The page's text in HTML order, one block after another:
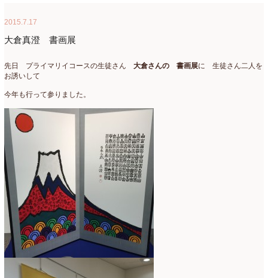
2015.7.17
大倉真澄 書画展
先日 プライマリイコースの生徒さん 大倉さんの 書画展に 生徒さん二人を
お誘いして
今年も行って参りました。